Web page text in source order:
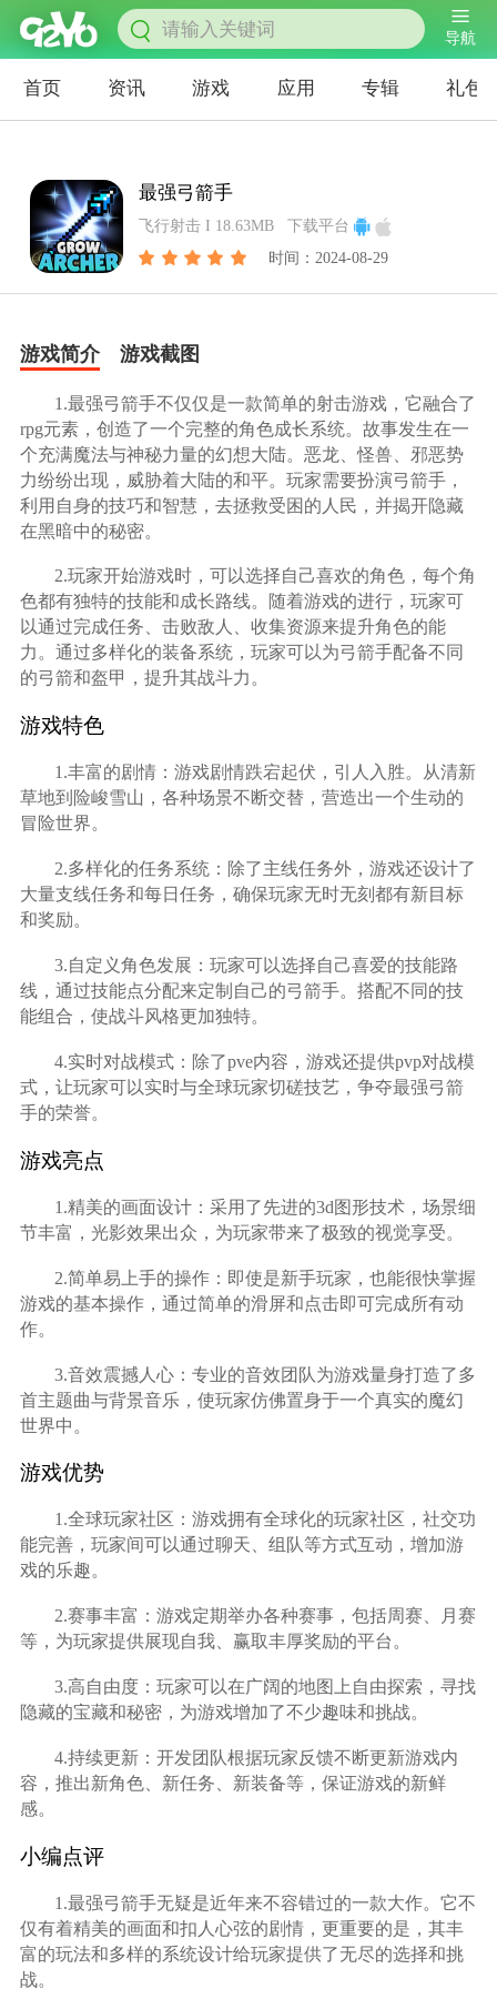
导航
首页 资讯 游戏 应用 专辑 礼包
最强弓箭手
飞行射击 I 18.63MB
下载平台
时间：2024-08-29
游戏简介 游戏截图
1.最强弓箭手不仅仅是一款简单的射击游戏，它融合了
rpg元素，创造了一个完整的角色成长系统。故事发生在一
个充满魔法与神秘力量的幻想大陆。恶龙、怪兽、邪恶势
力纷纷出现，威胁着大陆的和平。玩家需要扮演弓箭手，
利用自身的技巧和智慧，去拯救受困的人民，并揭开隐藏
在黑暗中的秘密。
2.玩家开始游戏时，可以选择自己喜欢的角色，每个角
色都有独特的技能和成长路线。随着游戏的进行，玩家可
以通过完成任务、击败敌人、收集资源来提升角色的能
力。通过多样化的装备系统，玩家可以为弓箭手配备不同
的弓箭和盔甲，提升其战斗力。
游戏特色
1.丰富的剧情：游戏剧情跌宕起伏，引人入胜。从清新
草地到险峻雪山，各种场景不断交替，营造出一个生动的
冒险世界。
2.多样化的任务系统：除了主线任务外，游戏还设计了
大量支线任务和每日任务，确保玩家无时无刻都有新目标
和奖励。
3.自定义角色发展：玩家可以选择自己喜爱的技能路
线，通过技能点分配来定制自己的弓箭手。搭配不同的技
能组合，使战斗风格更加独特。
4.实时对战模式：除了pve内容，游戏还提供pvp对战模
式，让玩家可以实时与全球玩家切磋技艺，争夺最强弓箭
手的荣誉。
游戏亮点
1.精美的画面设计：采用了先进的3d图形技术，场景细
节丰富，光影效果出众，为玩家带来了极致的视觉享受。
2.简单易上手的操作：即使是新手玩家，也能很快掌握
游戏的基本操作，通过简单的滑屏和点击即可完成所有动
作。
3.音效震撼人心：专业的音效团队为游戏量身打造了多
首主题曲与背景音乐，使玩家仿佛置身于一个真实的魔幻
世界中。
游戏优势
1.全球玩家社区：游戏拥有全球化的玩家社区，社交功
能完善，玩家间可以通过聊天、组队等方式互动，增加游
戏的乐趣。
2.赛事丰富：游戏定期举办各种赛事，包括周赛、月赛
等，为玩家提供展现自我、赢取丰厚奖励的平台。
3.高自由度：玩家可以在广阔的地图上自由探索，寻找
隐藏的宝藏和秘密，为游戏增加了不少趣味和挑战。
4.持续更新：开发团队根据玩家反馈不断更新游戏内
容，推出新角色、新任务、新装备等，保证游戏的新鲜
感。
小编点评
1.最强弓箭手无疑是近年来不容错过的一款大作。它不
仅有着精美的画面和扣人心弦的剧情，更重要的是，其丰
富的玩法和多样的系统设计给玩家提供了无尽的选择和挑
战。